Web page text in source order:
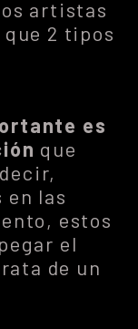
artistas
2 tipos
es
que
en las
estos
el
de un